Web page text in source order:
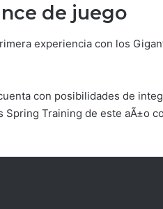
de juego
experiencia con los
con posibilidades de
Spring Training de este aÃ±o